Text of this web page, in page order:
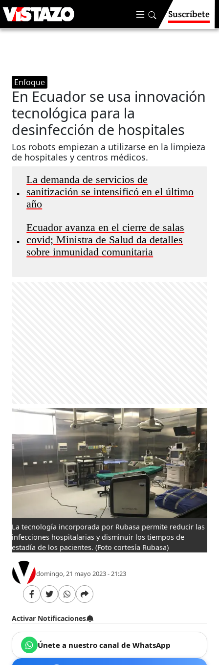
Suscríbete
Enfoque
En Ecuador se usa innovación
tecnológica para la
desinfección de hospitales
Los robots empiezan a utilizarse en la limpieza
de hospitales y centros médicos.
•
La demanda de servicios de
sanitización se intensificó en el último
año
•
Ecuador avanza en el cierre de salas
covid; Ministra de Salud da detalles
sobre inmunidad comunitaria
La tecnología incorporada por Rubasa permite reducir las
infecciones hospitalarias y disminuir los tiempos de
estadía de los pacientes. (Foto cortesía Rubasa)
domingo, 21 mayo 2023 - 21:23
Activar Notificaciones
Únete a nuestro canal de WhatsApp